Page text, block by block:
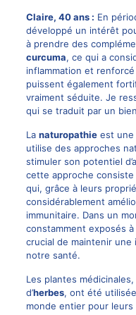
Claire, 40 ans : En
développé un intérêt
à prendre des
curcuma, ce qui a
inflammation et
puissent également
vraiment séduite. Je
qui se traduit par un
La naturopathieest une
utilise des approches
stimuler son potentiel
cette approche consiste
qui, grâce à leurs
considérablement
immunitaire. Dans un
constamment exposés
crucial de maintenir
notre santé.
Les plantes
d’herbes, ont été
monde entier pour